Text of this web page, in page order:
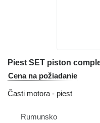
Cena na požiadanie
Časti motora - piest
Rumunsko